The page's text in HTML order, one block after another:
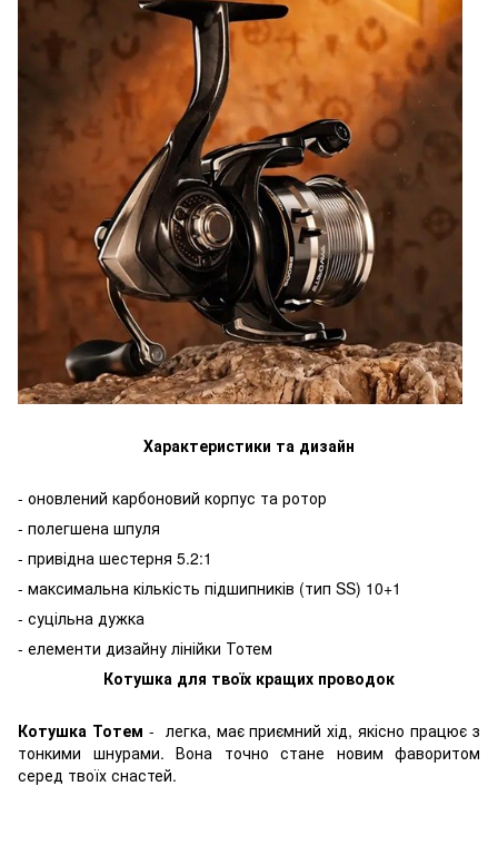
Характеристики та дизайн
- оновлений карбоновий корпус та ротор
- полегшена шпуля
- привідна шестерня 5.2:1
- максимальна кількість підшипників (тип SS) 10+1
- суцільна дужка
- елементи дизайну лінійки Тотем
Котушка для твоїх кращих проводок
Котушка Тотем - легка, має приємний хід, якісно працює з
тонкими шнурами. Вона точно стане новим фаворитом
серед твоїх снастей.